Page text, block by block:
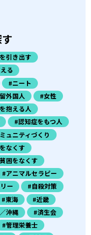
引き出す
る
#ニート
外国人
#女性
抱える人
#認知症をもつ人
ュニティづくり
なくす
困をなくす
#アニマルセラピー
ー
#自殺対策
#東海
#近畿
沖縄
#済生会
#管理栄養士